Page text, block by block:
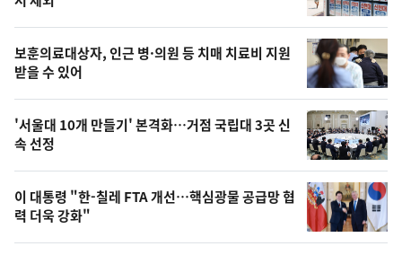
의
영
상
오
늘
의
사
진
보훈의료대상자, 인근 병·의원 등 치매 치료비 지원
받을 수 있어
'서울대 10개 만들기' 본격화…거점 국립대 3곳 신
속 선정
이 대통령 "한-칠레 FTA 개선…핵심광물 공급망 협
력 더욱 강화"